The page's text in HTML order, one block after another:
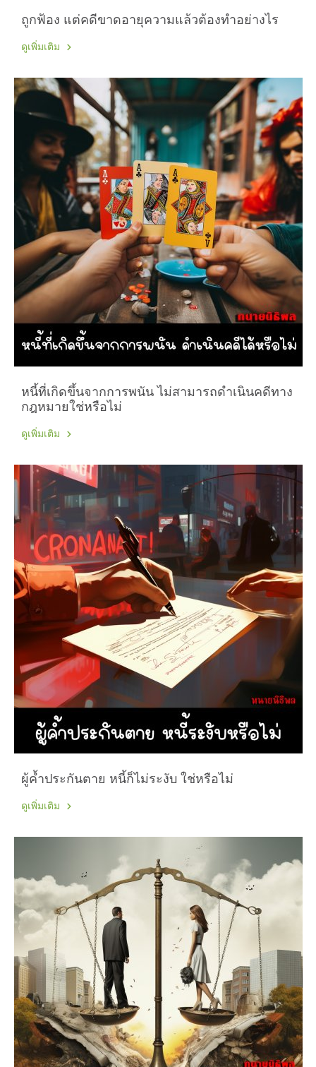
ถูกฟ้อง แต่คดีขาดอายุความแล้วต้องทำอย่างไร
ดูเพิ่มเติม
หนี้ที่เกิดขึ้นจากการพนัน ไม่สามารถดำเนินคดีทาง
กฎหมายใช่หรือไม่
ดูเพิ่มเติม
ผู้ค้ำประกันตาย หนี้ก็ไม่ระงับ ใช่หรือไม่
ดูเพิ่มเติม